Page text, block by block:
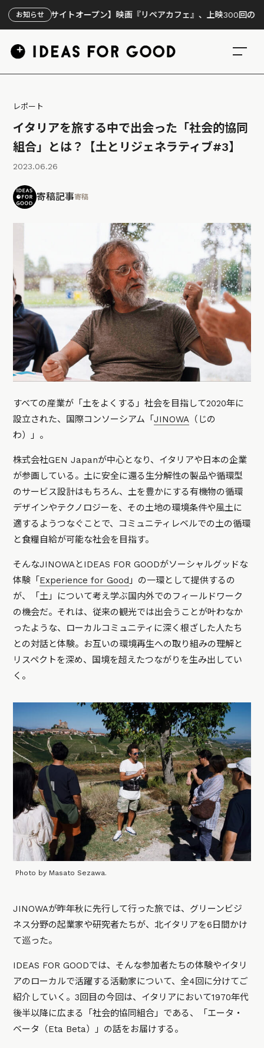
お知らせ
イトオープン】映画『リペアカフェ』、上映300回の先で見えてきた
レポート
イタリアを旅する中で出会った「社会的協同
組合」とは？【土とリジェネラティブ#3】
2023.06.26
寄稿記事寄稿
すべての産業が「土をよくする」社会を目指して2020年に
設立された、国際コンソーシアム「JINOWA （じの
わ）」。
株式会社GEN Japanが中心となり、イタリアや日本の企業
が参画している。土に安全に還る生分解性の製品や循環型
のサービス設計はもちろん、土を豊かにする有機物の循環
デザインやテクノロジーを、その土地の環境条件や風土に
適するようつなぐことで、コミュニティレベルでの土の循環
と食糧自給が可能な社会を目指す。
そんなJINOWAとIDEAS FOR GOODがソーシャルグッドな
体験「 Experience for Good 」の一環として提供するの
が、「土」について考え学ぶ国内外でのフィールドワーク
の機会だ。それは、従来の観光では出会うことが叶わなか
ったような、ローカルコミュニティに深く根ざした人たち
との対話と体験。お互いの環境再生への取り組みの理解と
リスペクトを深め、国境を超えたつながりを生み出してい
く。
Photo by Masato Sezawa.
JINOWAが昨年秋に先行して行った旅では、グリーンビジ
ネス分野の起業家や研究者たちが、北イタリアを6日間かけ
て巡った。
IDEAS FOR GOODでは、そんな参加者たちの体験やイタリ
アのローカルで活躍する活動家について、全4回に分けてご
紹介していく。3回目の今回は、イタリアにおいて1970年代
後半以降に広まる「社会的協同組合」である、「エータ・
ベータ（Eta Beta）」の話をお届けする。